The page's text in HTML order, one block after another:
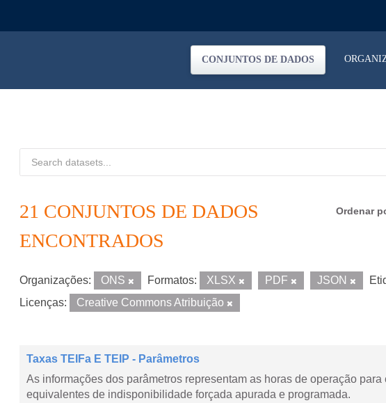
CONJUNTOS DE DADOS
Ordenar
21 CONJUNTOS DE DADOS
ENCONTRADOS
Organizações: ONS Formatos: XLSX PDF JSON
Licenças:
Creative Commons Atribuição
Taxas TEIFa E TEIP - Parâmetros
As informações dos parâmetros representam as horas de operação
equivalentes de indisponibilidade forçada apurada e programada.